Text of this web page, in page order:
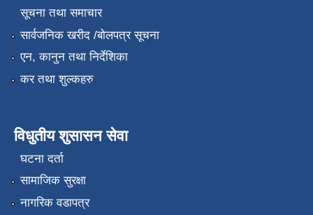
सूचना तथा समाचार
सार्वजनिक खरीद /बोलपत्र सूचना
एन, कानुन तथा निर्देशिका
कर तथा शुल्कहरु
विधुतीय शुसासन सेवा
घटना दर्ता
सामाजिक सुरक्षा
नागरिक वडापत्र